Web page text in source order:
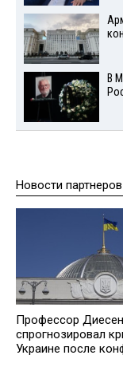
В
Новости партнеров
Профессор Диесен
спрогнозировал
Украине после